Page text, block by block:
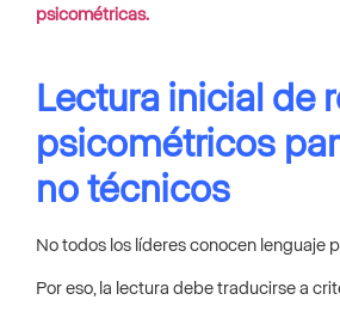
psicométricas.
Lectura inicial de
psicométricos
no técnicos
No todos los líderes conocen lenguaje
Por eso, la lectura debe traducirse a